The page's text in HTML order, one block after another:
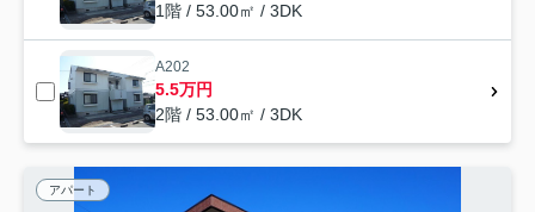
1階 / 53.00㎡ / 3DK
A202
5.5万円
2階 / 53.00㎡ / 3DK
アパート